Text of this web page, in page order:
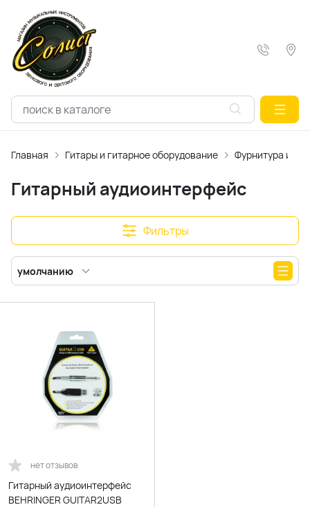
Главная Гитары и гитарное оборудование Фурнитура и
Гитарный аудиоинтерфейс
Фильтры
умолчанию
нет отзывов
Гитарный аудиоинтерфейс
BEHRINGER GUITAR2USB